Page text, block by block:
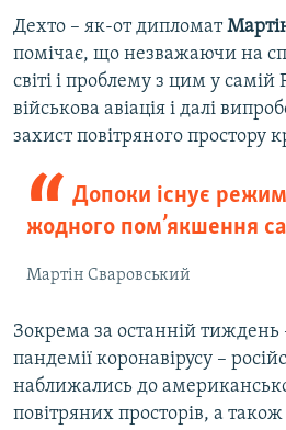
Дехто – як-от дипломат
помічає, що незважаючи на
світі і проблему з цим у самій
військова авіація і далі
захист повітряного простору
Допоки існує
жодного пом’якшення
Мартін Сваровський
Зокрема за останній тиждень –
пандемії коронавірусу –
наближались до
повітряних просторів, а